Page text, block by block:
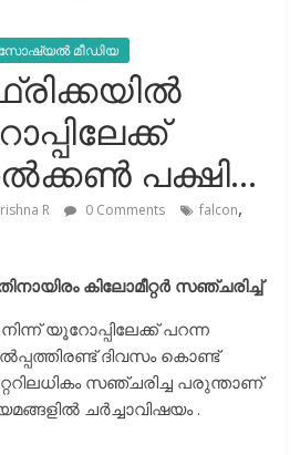
സോഷ്യല്‍ മീഡിയ
പക്ഷി…
R 0 Comments falcon,
കിലോമീറ്റര്‍ സഞ്ചരിച്ച്
യൂറോപ്പിലേക്ക് പറന്ന
ദിവസം കൊണ്ട്
സഞ്ചരിച്ച പരുന്താണ്
ചര്‍ച്ചാവിഷയം .